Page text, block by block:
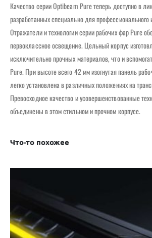
Качество серии Optibeam Pure теперь доступно в
разработанных специально для профессионального
Отражатели и технологии серии рабочих фар Pure
первоклассное освещение. Цельный корпус
исключительно прочных материалов, что и
Pure. При высоте всего 42 мм изогнутая панель
легко установлена ​​в различных положениях на
Превосходное качество и усовершенствованные
объединены в этом стильном и прочном корпусе.
Что-то похожее